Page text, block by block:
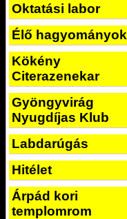
Oktatási labor
Élő hagyományok
Kökény
Citerazenekar
Gyöngyvirág
Nyugdíjas Klub
Labdarúgás
Hitélet
Árpád kori
templomrom